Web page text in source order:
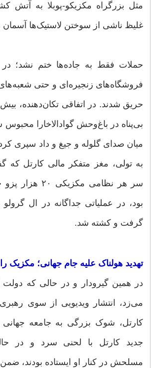
مثل بزرگراه مکزیکو-پوبلا به آتش
غلیظ ناشی از سوختن لاستیک‌ها آسمان
‏حملات فقط به جاده‌ها ختم نشد؛ در
فروشگاه‌های زنجیره‌ای و حتی
حریق شدند. در اتفاقی تکان‌دهنده،
بی‌پناه در باغ‌وحش گوادالاخارا
میان صدای گلوله و جیغ و داد سپری
به تولی، مغز متفکر مالی کارتل که
سر هر نظامی
بود، در عملیاتی جداگانه در ال
گرفت و کشته شد.
‏تهدید هولناک علیه جام جهانی؛ مکزیک
‏در همین گیرودار و در حالی که دولت
می‌زد، انتشار ویدیویی از سوی
کارتل، شوک بزرگی به جامعه
جدید کارتل با لحنی سرد و در
مسلحش در کنار او ایستاده بودند،